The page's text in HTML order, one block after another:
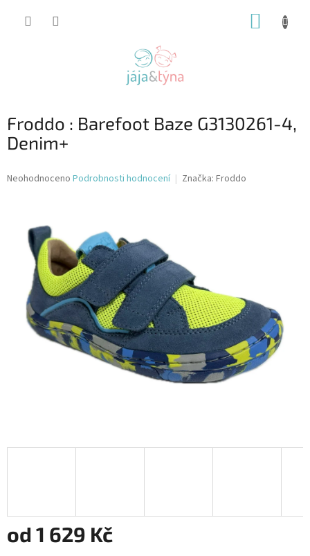
Froddo : Barefoot Baze G3130261-4,
Denim+
Průměrné
hvězdiček.
Neohodnoceno Podrobnosti hodnocení Značka: Froddo
od 1 629 Kč